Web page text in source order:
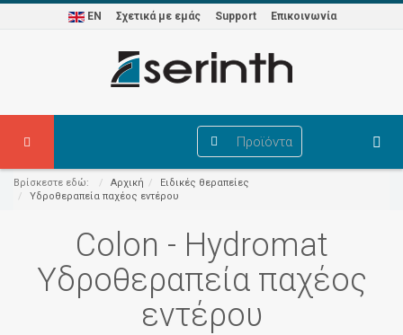
EN Σχετικά με εμάς Support Επικοινωνία
Προϊόντα
Βρίσκεστε εδώ: Αρχική
Ειδικές θεραπείες
Υδροθεραπεία παχέος εντέρου
Colon - Hydromat
Υδροθεραπεία παχέος
εντέρου